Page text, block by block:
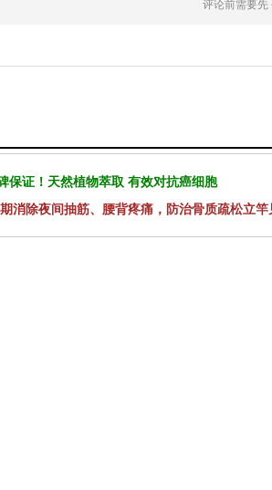
评论前需要先
保证！天然植物萃取 有效对抗癌细胞
消除夜间抽筋、腰背疼痛，防治骨质疏松立竿